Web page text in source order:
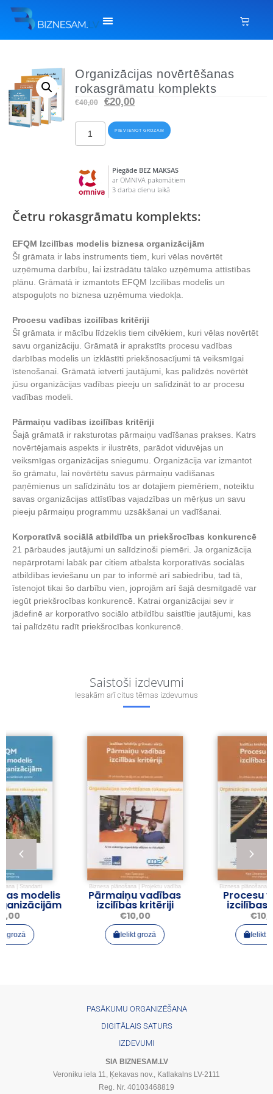
Organizācijas novērtēšanas
rokasgrāmatu komplekts
€40,00 €20,00
PIEVIENOT GROZAM
Piegāde BEZ MAKSAS
ar OMNIVA pakomātiem
3 darba dienu laikā
Četru rokasgrāmatu komplekts:
EFQM Izcilības modelis biznesa organizācijām
Šī grāmata ir labs instruments tiem, kuri vēlas novērtēt
uzņēmuma darbību, lai izstrādātu tālāko uzņēmuma attīstības
plānu. Grāmatā ir izmantots EFQM Izcilības modelis un
atspoguļots no biznesa uzņēmuma viedokļa.
Procesu vadības izcilības kritēriji
Šī grāmata ir mācību līdzeklis tiem cilvēkiem, kuri vēlas novērtēt
savu organizāciju. Grāmatā ir aprakstīts procesu vadības
darbības modelis un izklāstīti priekšnosacījumi tā veiksmīgai
īstenošanai. Grāmatā ietverti jautājumi, kas palīdzēs novērtēt
jūsu organizācijas vadības pieeju un salīdzināt to ar procesu
vadības modeli.
​Pārmaiņu vadības izcilības kritēriji
Šajā grāmatā ir raksturotas pārmaiņu vadīšanas prakses. Katrs
novērtējamais aspekts ir ilustrēts, parādot viduvējas un
veiksmīgas organizācijas sniegumu. Organizācija var izmantot
šo grāmatu, lai novērtētu savus pārmaiņu vadīšanas
paņēmienus un salīdzinātu tos ar dotajiem piemēriem, noteiktu
savas organizācijas attīstības vajadzības un mērķus un savu
pieeju pārmaiņu programmu uzsākšanai un vadīšanai.
Korporatīvā sociālā atbildība un priekšrocības konkurencē
21 pārbaudes jautājumi un salīdzinoši piemēri. Ja organizācija
nepārprotami labāk par citiem atbalsta korporatīvās sociālās
atbildības ieviešanu un par to informē arī sabiedrību, tad tā,
īstenojot tikai šo darbību vien, joprojām arī šajā desmitgadē var
iegūt priekšrocības konkurencē. Katrai organizācijai sev ir
jādefinē ar korporatīvo sociālo atbildību saistītie jautājumi, kas
tai palīdzētu radīt priekšrocības konkurencē.
Saistoši izdevumi
Iesakām arī citus tēmas izdevumus
Biznesa plānošana Projektu vadība
Pārmaiņu vadības
izcilības kritēriji
Ielikt grozā
Biznesa plānošana Projektu vadība
Procesu vadības
izcilības kritēriji
Ielikt grozā
PASĀKUMU ORGANIZĒŠANA
DIGITĀLAIS SATURS
IZDEVUMI
SIA BIZNESAM.LV
Veroniku iela 11, Ķekavas nov., Katlakalns LV-2111
Reg. Nr. 40103468819